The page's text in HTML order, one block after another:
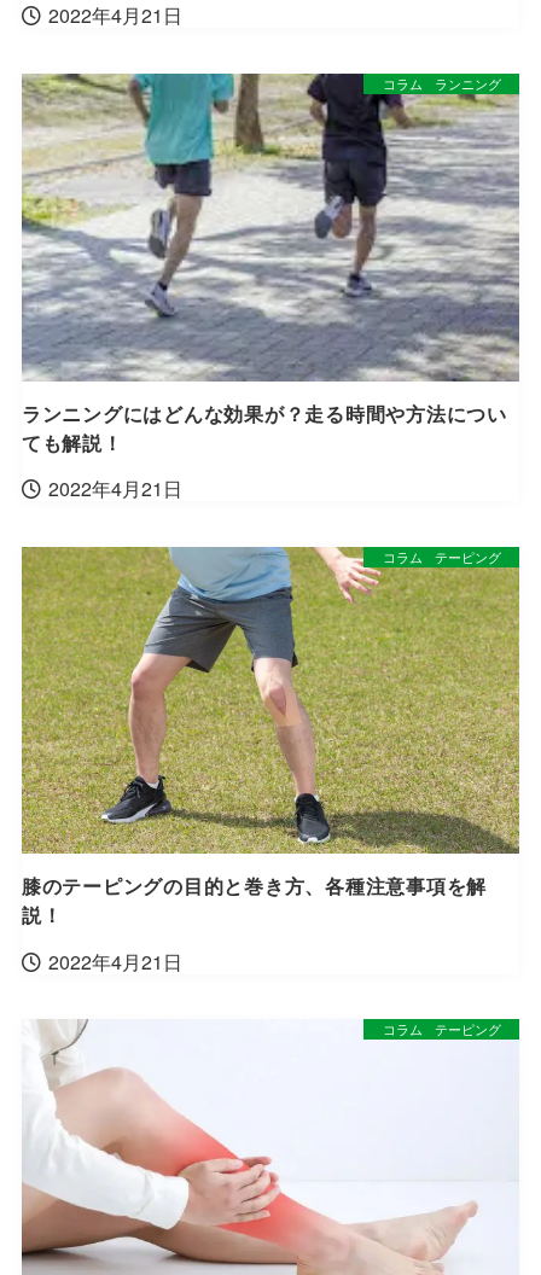
2022年4月21日
ランニングにはどんな効果が？走る時間や方法につい
ても解説！
2022年4月21日
コラム ランニング
膝のテーピングの目的と巻き方、各種注意事項を解
説！
2022年4月21日
コラム テーピング
コラム テーピング